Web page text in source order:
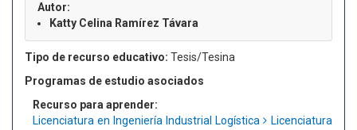
Autor:
Katty Celina Ramírez Távara
Tipo de recurso educativo: Tesis/Tesina
Programas de estudio asociados
Recurso para aprender:
Licenciatura en Ingeniería Industrial Logística
Licenciatura